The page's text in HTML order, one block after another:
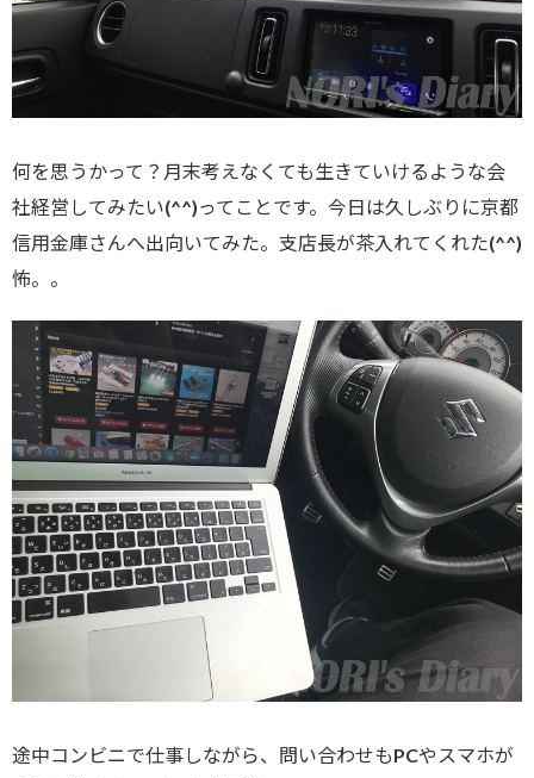
何を思うかって？月末考えなくても生きていけるような会
社経営してみたい(^^)ってことです。今日は久しぶりに京都
信用金庫さんへ出向いてみた。支店長が茶入れてくれた(^^)
怖。。
途中コンビニで仕事しながら、問い合わせもPCやスマホが